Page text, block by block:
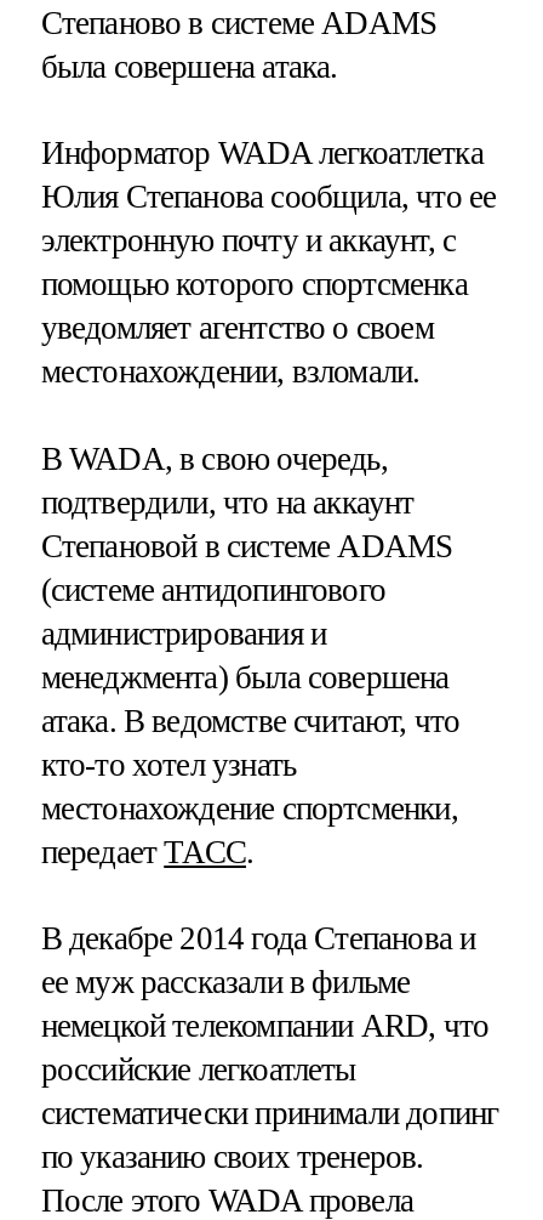
Степаново в системе ADAMS
была совершена атака.
Информатор WADA легкоатлетка
Юлия Степанова сообщила, что ее
электронную почту и аккаунт, с
помощью которого спортсменка
уведомляет агентство о своем
местонахождении, взломали.
В WADA, в свою очередь,
подтвердили, что на аккаунт
Степановой в системе ADAMS
(системе антидопингового
администрирования и
менеджмента) была совершена
атака. В ведомстве считают, что
кто-то хотел узнать
местонахождение спортсменки,
передаетТАСС.
В декабре 2014 года Степанова и
ее муж рассказали в фильме
немецкой телекомпании ARD, что
российские легкоатлеты
систематически принимали допинг
по указанию своих тренеров.
После этого WADA провела